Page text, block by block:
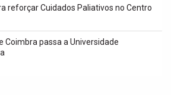
reforçar Cuidados Paliativos no Centro
Coimbra passa a Universidade